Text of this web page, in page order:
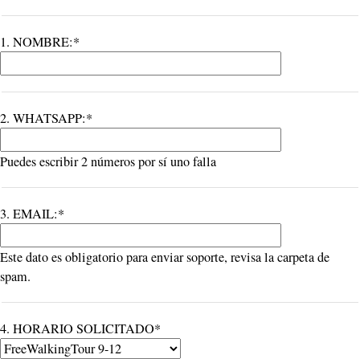
1. NOMBRE:*
2. WHATSAPP:*
Puedes escribir 2 números por sí uno falla
3. EMAIL:*
Este dato es obligatorio para enviar soporte, revisa la carpeta de
spam.
4. HORARIO SOLICITADO*